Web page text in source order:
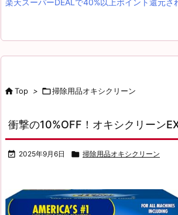
楽天スーパーDEALで40%以上ポイント還元さ
Top > 掃除用品オキシクリーン
衝撃の10%OFF！オキシクリーン
 2025年9月6日  掃除用品オキシクリーン